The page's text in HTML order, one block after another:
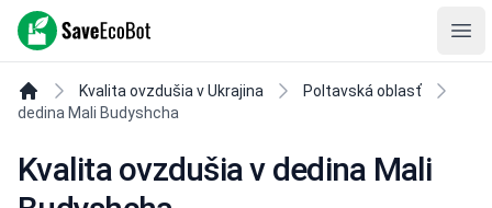
SaveEcoBot
Kvalita ovzdušia v Ukrajina
Poltavská oblasť
dedina Mali Budyshcha
Kvalita ovzdušia v dedina Mali